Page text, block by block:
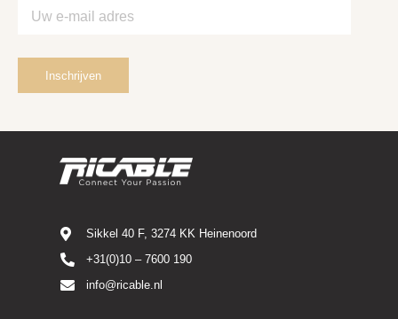
Sikkel 40 F, 3274 KK Heinenoord
+31(0)10 – 7600 190
info@ricable.nl